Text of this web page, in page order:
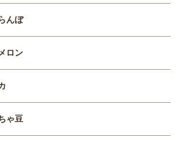
んぼ
ロン
ゃ豆